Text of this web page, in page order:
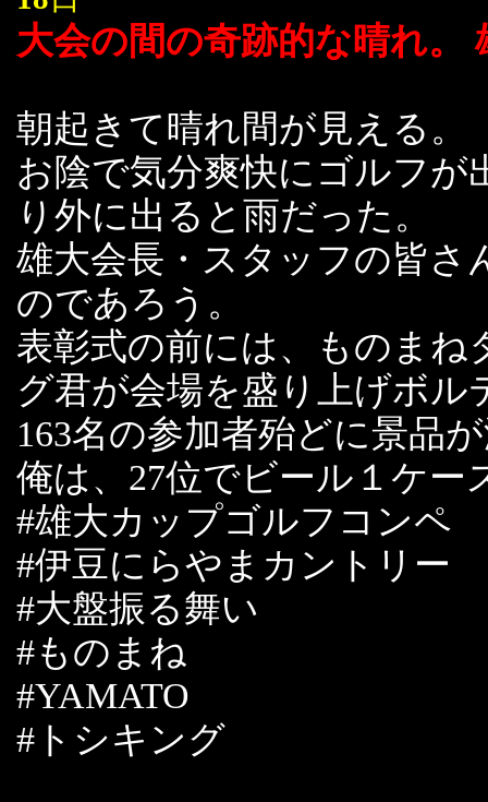
大会の間の奇跡的な晴れ。
朝起きて晴れ間が見える。
お陰で気分爽快にゴルフが
り外に出ると雨だった。
雄大会長・スタッフの皆さ
のであろう。
表彰式の前には、ものまね
グ君が会場を盛り上げボル
163名の参加者殆どに景品
俺は、27位でビール１ケー
#雄大カップゴルフコンペ
#伊豆にらやまカントリー
#大盤振る舞い
#ものまね
#YAMATO
#トシキング